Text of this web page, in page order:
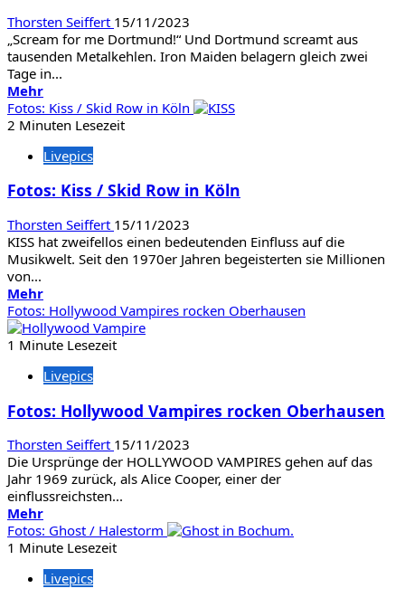
Ardor
in
Gelsenkirchen
Thorsten Seiffert 15/11/2023
„Scream for me Dortmund!“ Und Dortmund screamt aus
tausenden Metalkehlen. Iron Maiden belagern gleich zwei
Tage in...
MehrMehr
Informationen
über
Iron
/
Raven
Age
in
Fotos: Kiss / Skid Row in Köln
2 Minuten Lesezeit
Livepics
Fotos: Kiss / Skid Row in Köln
Thorsten Seiffert 15/11/2023
KISS hat zweifellos einen bedeutenden Einfluss auf die
Musikwelt. Seit den 1970er Jahren begeisterten sie Millionen
von...
MehrMehr
Informationen
über
Fotos:
/
Row
Köln
Fotos: Hollywood Vampires rocken Oberhausen
1 Minute Lesezeit
Livepics
Fotos: Hollywood Vampires rocken Oberhausen
Thorsten Seiffert 15/11/2023
Die Ursprünge der HOLLYWOOD VAMPIRES gehen auf das
Jahr 1969 zurück, als Alice Cooper, einer der
einflussreichsten...
MehrMehr
Informationen
über
Hollywood
Fotos: Ghost / Halestorm
1 Minute Lesezeit
Livepics